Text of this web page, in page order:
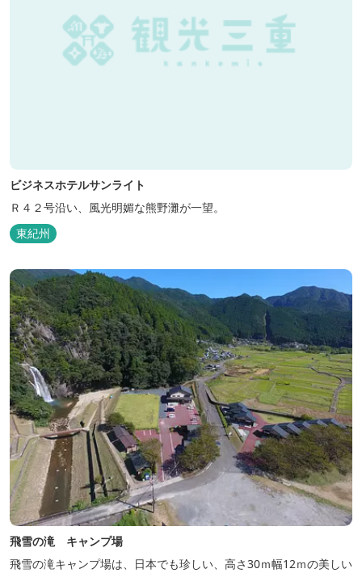
ビジネスホテルサンライト
Ｒ４２号沿い、風光明媚な熊野灘が一望。
東紀州
飛雪の滝 キャンプ場
飛雪の滝キャンプ場は、日本でも珍しい、高さ30ｍ幅12ｍの美しい